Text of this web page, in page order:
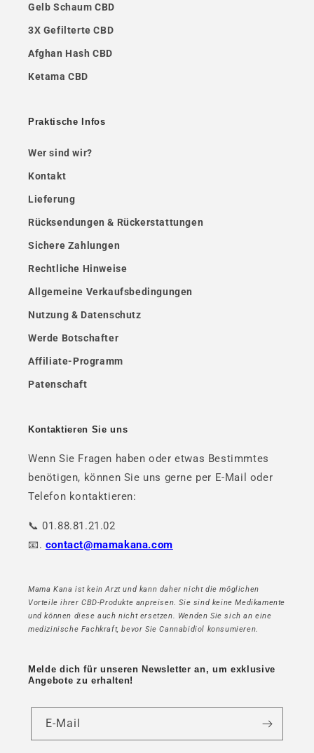
Gelb Schaum CBD
3X Gefilterte CBD
Afghan Hash CBD
Ketama CBD
Praktische Infos
Wer sind wir?
Kontakt
Lieferung
Rücksendungen & Rückerstattungen
Sichere Zahlungen
Rechtliche Hinweise
Allgemeine Verkaufsbedingungen
Nutzung & Datenschutz
Werde Botschafter
Affiliate-Programm
Patenschaft
Kontaktieren Sie uns
Wenn Sie Fragen haben oder etwas Bestimmtes
benötigen, können Sie uns gerne per E-Mail oder
Telefon kontaktieren:
📞 01.88.81.21.02
📧. contact@mamakana.com
Mama Kana ist kein Arzt und kann daher nicht die möglichen
Vorteile ihrer CBD-Produkte anpreisen. Sie sind keine Medikamente
und können diese auch nicht ersetzen. Wenden Sie sich an eine
medizinische Fachkraft, bevor Sie Cannabidiol konsumieren.
Melde dich für unseren Newsletter an, um exklusive
Angebote zu erhalten!
E-Mail